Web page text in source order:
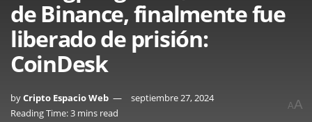
de Binance, finalmente fue
liberado de prisión:
CoinDesk
byCripto Espacio Web
septiembre 27, 2024
Reading Time: 3 mins read
AA